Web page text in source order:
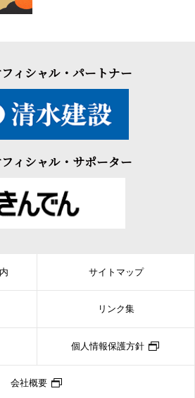
ィシャル・パートナー
ィシャル・サポーター
サイトマップ
リンク集
個人情報保護方針
会社概要